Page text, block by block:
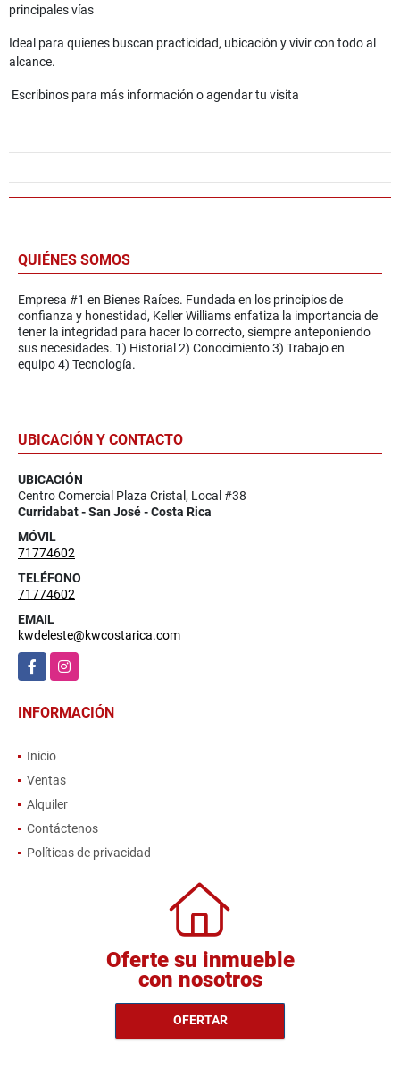
principales vías
Ideal para quienes buscan practicidad, ubicación y vivir con todo al
alcance.
Escribinos para más información o agendar tu visita
QUIÉNES SOMOS
Empresa #1 en Bienes Raíces. Fundada en los principios de
confianza y honestidad, Keller Williams enfatiza la importancia de
tener la integridad para hacer lo correcto, siempre anteponiendo
sus necesidades. 1) Historial 2) Conocimiento 3) Trabajo en
equipo 4) Tecnología.
UBICACIÓN Y CONTACTO
UBICACIÓN
Centro Comercial Plaza Cristal, Local #38
Curridabat - San José - Costa Rica
MÓVIL
71774602
TELÉFONO
71774602
EMAIL
kwdeleste@kwcostarica.com
FacebookInstagram
INFORMACIÓN
Inicio
Ventas
Alquiler
Contáctenos
Políticas de privacidad
Oferte su inmueble
con nosotros
OFERTAR